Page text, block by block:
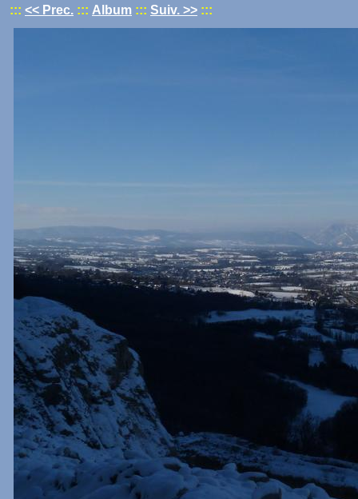
::: << Prec. ::: Album ::: Suiv. >> :::